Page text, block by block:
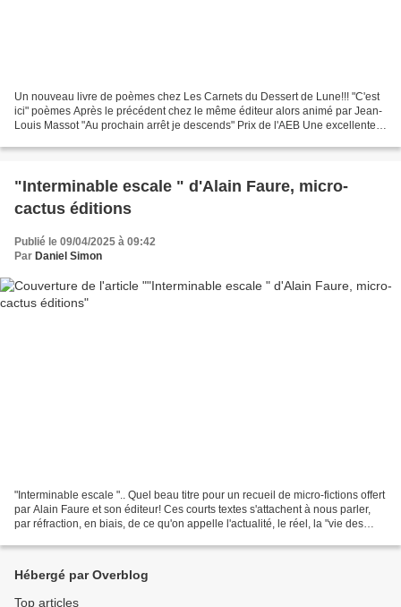
Un nouveau livre de poèmes chez Les Carnets du Dessert de Lune!!! "C'est
ici" poèmes Après le précédent chez le même éditeur alors animé par Jean-
Louis Massot "Au prochain arrêt je descends" Prix de l'AEB Une excellente
"Interminable escale " d'Alain Faure, micro-
cactus éditions
Publié le 09/04/2025 à 09:42
Par Daniel Simon
"Interminable escale ".. Quel beau titre pour un recueil de micro-fictions offert
par Alain Faure et son éditeur! Ces courts textes s'attachent à nous parler,
par réfraction, en biais, de ce qu'on appelle l'actualité, le réel, la "vie des
Hébergé par Overblog
Top articles